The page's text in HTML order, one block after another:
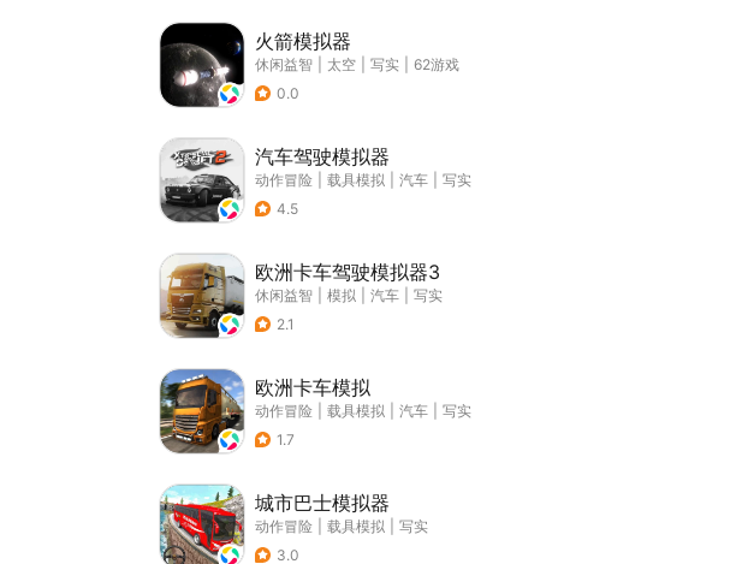
火箭模拟器
休闲益智 太空 写实
62游戏
0.0
汽车驾驶模拟器
动作冒险 载具模拟 汽车
写实
4.5
欧洲卡车驾驶模拟器3
休闲益智 模拟 汽车
写实
2.1
欧洲卡车模拟
动作冒险 载具模拟 汽车
写实
1.7
城市巴士模拟器
动作冒险 载具模拟
写实
3.0